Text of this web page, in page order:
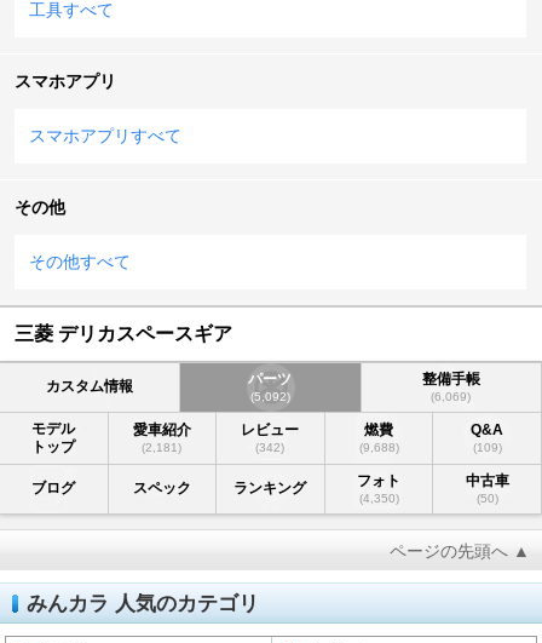
工具すべて
スマホアプリ
スマホアプリすべて
その他
その他すべて
三菱 デリカスペースギア
カスタム情報 パーツ
(5,092)
整備手帳
(6,069)
モデル
トップ
愛車紹介
(2,181)
レビュー
(342)
燃費
(9,688)
Q&A
(109)
ブログ スペック ランキング フォト
(4,350)
中古車
(50)
ページの先頭へ ▲
みんカラ 人気のカテゴリ